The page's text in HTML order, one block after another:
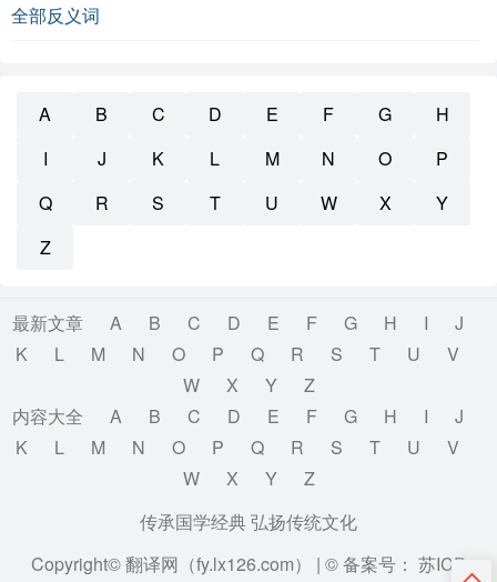
全部反义词
A B C D E F G
H
I
J K L M N O
P
Q
R S T U W X
Y
Z
最新文章 A B C D E F G H I
J
K
L M N O P Q R S T U
V
W
X Y
Z
内容大全
A B C D E F G H I
J
K
L M N O P Q R S T U
V
W
X Y
Z
传承国学经典 弘扬传统文化
Copyright© 翻译网（fy.lx126.com） | © 备案号： 苏ICP